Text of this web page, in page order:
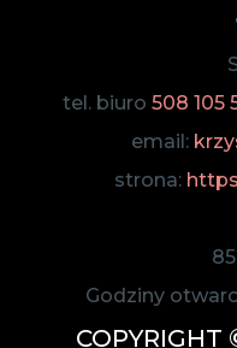
tel. biuro 508 105
email:
strona:
Godziny
COPYRIGHT